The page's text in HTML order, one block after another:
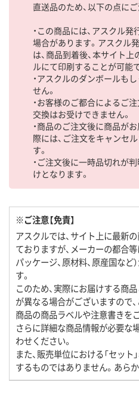
直送品のため、以下の点にご
・この商品には、アスクル
場合があります。アスクル
は、商品到着後、本サイト
ルにて印刷することが可能で
・アスクルのダンボールも
せん。
・お客様のご都合によるご注
交換はお受けできません。
・商品のご注文後に商品が
際には、ご注文をキャンセ
す。
・ご注文後に一時品切れが
けとなります。
※ご注意【免責】
アスクルでは、サイト上に最新
ておりますが、メーカーの都合等
パッケージ、原材料、原産国な
す。
このため、実際にお届けする商
が異なる場合がございますので
商品の商品ラベルや注意書きを
さらに詳細な商品情報が必要な
わせください。
また、販売単位における「セッ
するものではありません。あら